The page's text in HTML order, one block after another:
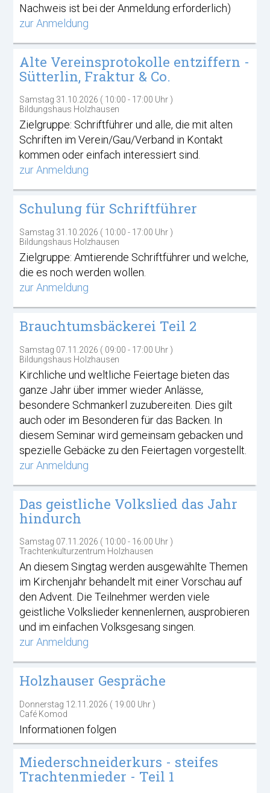
Nachweis ist bei der Anmeldung erforderlich)
zur Anmeldung
Alte Vereinsprotokolle entziffern -
Sütterlin, Fraktur & Co.
Samstag 31.10.2026 ( 10:00 - 17:00 Uhr )
Bildungshaus Holzhausen
Zielgruppe: Schriftführer und alle, die mit alten
Schriften im Verein/Gau/Verband in Kontakt
kommen oder einfach interessiert sind.
zur Anmeldung
Schulung für Schriftführer
Samstag 31.10.2026 ( 10:00 - 17:00 Uhr )
Bildungshaus Holzhausen
Zielgruppe: Amtierende Schriftführer und welche,
die es noch werden wollen.
zur Anmeldung
Brauchtumsbäckerei Teil 2
Samstag 07.11.2026 ( 09:00 - 17:00 Uhr )
Bildungshaus Holzhausen
Kirchliche und weltliche Feiertage bieten das
ganze Jahr über immer wieder Anlässe,
besondere Schmankerl zuzubereiten. Dies gilt
auch oder im Besonderen für das Backen. In
diesem Seminar wird gemeinsam gebacken und
spezielle Gebäcke zu den Feiertagen vorgestellt.
zur Anmeldung
Das geistliche Volkslied das Jahr
hindurch
Samstag 07.11.2026 ( 10:00 - 16:00 Uhr )
Trachtenkulturzentrum Holzhausen
An diesem Singtag werden ausgewählte Themen
im Kirchenjahr behandelt mit einer Vorschau auf
den Advent. Die Teilnehmer werden viele
geistliche Volkslieder kennenlernen, ausprobieren
und im einfachen Volksgesang singen.
zur Anmeldung
Holzhauser Gespräche
Donnerstag 12.11.2026 ( 19:00 Uhr )
Café Komod
Informationen folgen
Miederschneiderkurs - steifes
Trachtenmieder - Teil 1